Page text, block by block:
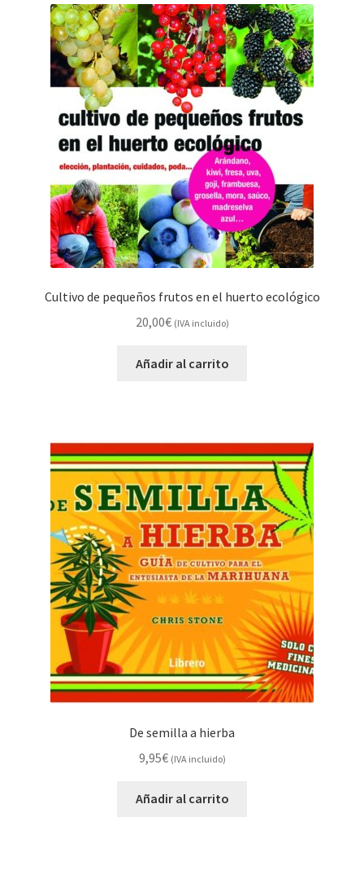
Cultivo de pequeños frutos en el huerto ecológico
20,00€ (IVA incluido)
Añadir al carrito
De semilla a hierba
9,95€ (IVA incluido)
Añadir al carrito